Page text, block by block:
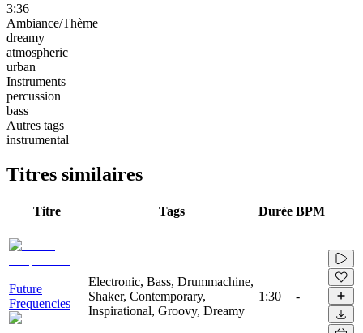
3:36
Ambiance/Thème
dreamy
atmospheric
urban
Instruments
percussion
bass
Autres tags
instrumental
Titres similaires
Titre Tags Durée BPM
Future
Frequencies
Electronic, Bass, Drummachine,
Shaker, Contemporary,
Inspirational, Groovy, Dreamy
1:30 -